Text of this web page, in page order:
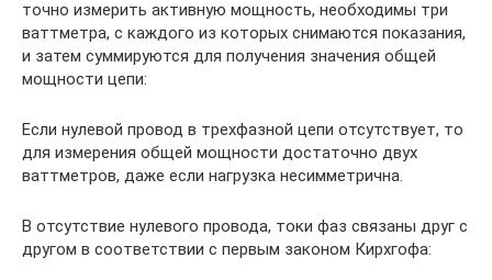
точно измерить активную мощность, необходимы три
ваттметра, с каждого из которых снимаются показания,
и затем суммируются для получения значения общей
мощности цепи:
Если нулевой провод в трехфазной цепи отсутствует, то
для измерения общей мощности достаточно двух
ваттметров, даже если нагрузка несимметрична.
В отсутствие нулевого провода, токи фаз связаны друг с
другом в соответствии с первым законом Кирхгофа: